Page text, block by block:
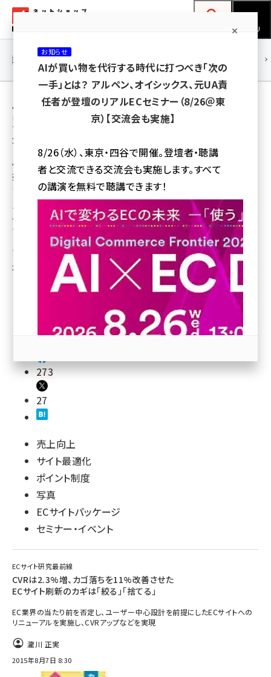
ン
ネットショップ担当者フォーラム
MENU
yahoo (1898)
楽天 (1869)
アスクル (1115)
base (1070)
ビィ・フォアード (772)
revico (738)
連載・特集 |
用語「リニューアル」 が使われている記事の一
覧
全 125 記事中 1 ～ 50 を表示中
優良顧客を満足させるECサイトにすることで、
売上高を約2倍にしたナノ・ユニバースの事例
に学ぶ
ナノ・ユニバースが成功した秘訣はロイヤルカスタマーをECサイト上で満足さ
せたことにある。ecbeingの布田茂幸EC営業本部マーケティングソリュー
ション部長兼執行役員が具体的内容を紹介した。
2015年3月20日 8:00
273
27
売上向上
サイト最適化
ポイント制度
写真
ECサイトパッケージ
セミナー・イベント
ECサイト研究最前線
CVRは2.3%増、カゴ落ちを11%改善させた
ECサイト刷新のカギは「絞る」「捨てる」
EC業界の当たり前を否定し、ユーザー中心設計を前提にしたECサイトへの
リニューアルを実施し、CVRアップなどを実現
瀧川 正実
2015年8月7日 8:30
お知らせ
AIが買い物を代行する時代に打つべき「次の
一手」とは？ アルペン、オイシックス、元UA責
任者が登壇のリアルECセミナー（8/26＠東
京）【交流会も実施】
8/26（水）、東京・四谷で開催。登壇者・聴講
者と交流できる交流会も実施します。すべて
の講演を無料で聴講できます！
参加登録はこちら↑